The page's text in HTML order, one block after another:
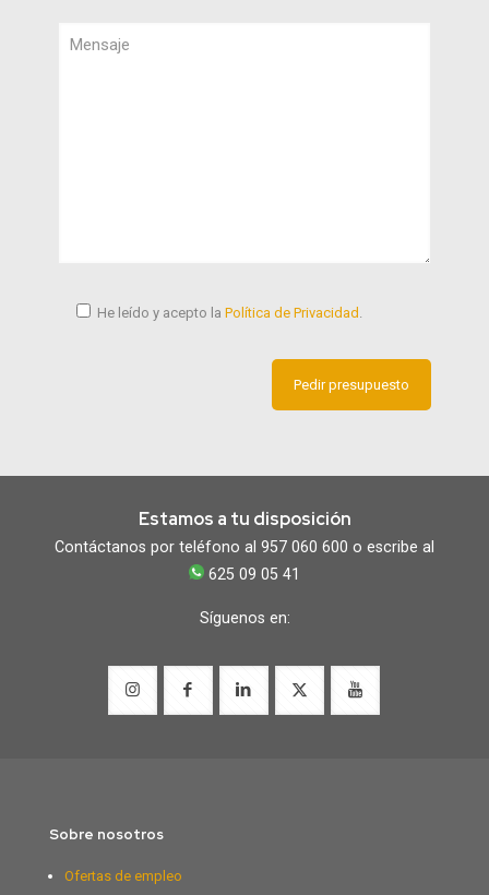
He leído y acepto la Política de Privacidad
Estamos a tu disposición
Contáctanos por teléfono al 957 060 600 o escribe al
625 09 05 41
Síguenos en:
Sobre nosotros
Ofertas de empleo